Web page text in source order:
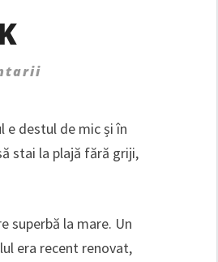
e destul de mic și în
stai la plajă fără griji,
superbă la mare. Un
era recent renovat,